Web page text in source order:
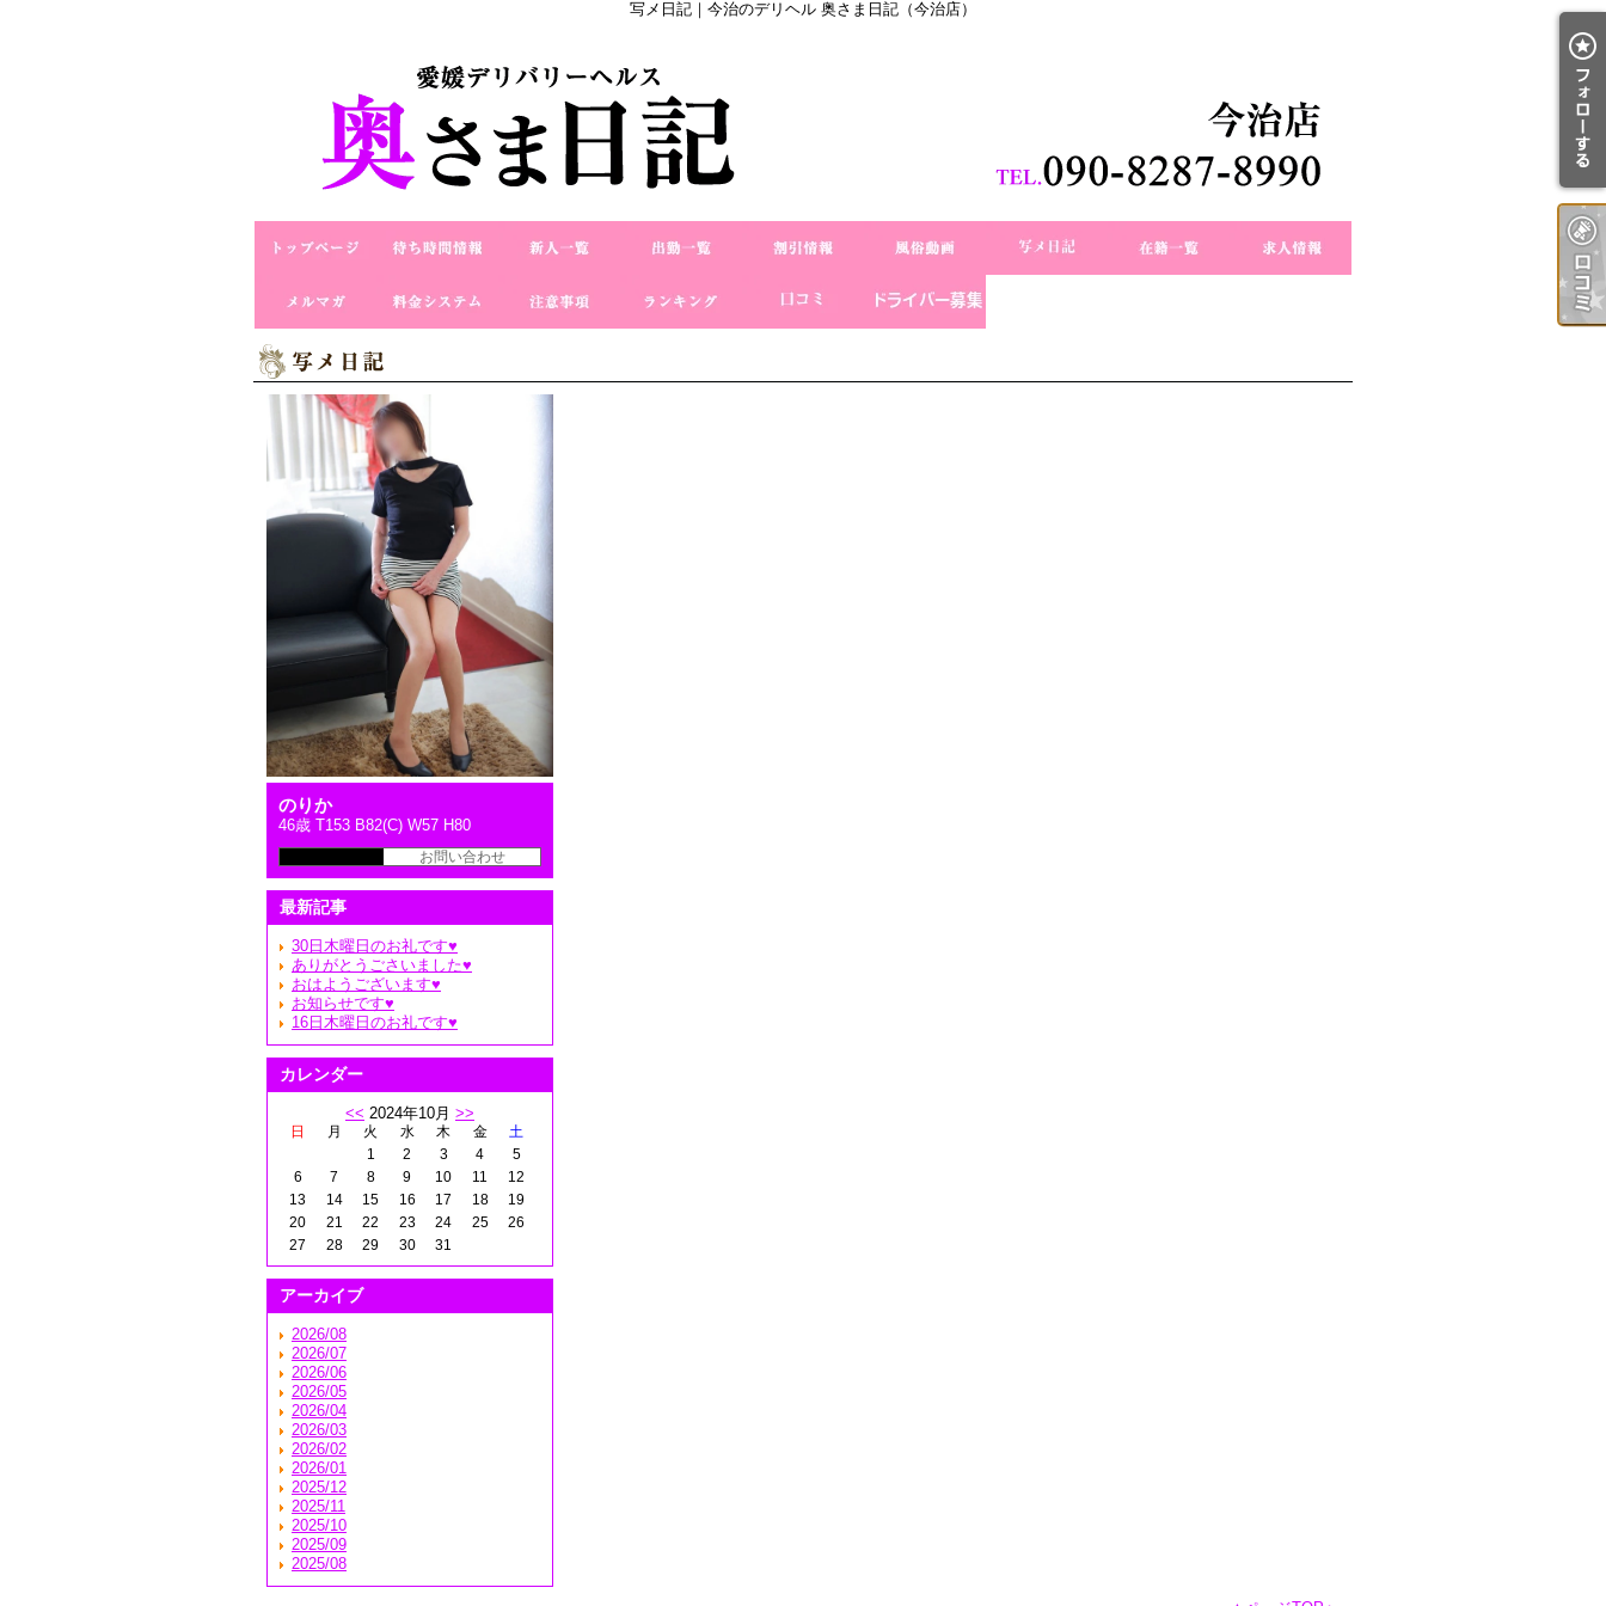
写メ日記｜今治のデリヘル 奥さま日記（今治店）
のりか
46歳 T153 B82(C) W57 H80
お問い合わせ
最新記事
30日木曜日のお礼です♥️
ありがとうごさいました♥️
おはようございます♥️
お知らせです♥️
16日木曜日のお礼です♥️
カレンダー
<< 2024年10月 >>
日 月 火 水 木 金
土
1
2 3 4
5
6
7 8 9 10 11
12
13
14 15 16 17 18
19
20
21 22 23 24 25
26
27
28 29 30 31
アーカイブ
2026/08
2026/07
2026/06
2026/05
2026/04
2026/03
2026/02
2026/01
2025/12
2025/11
2025/10
2025/09
2025/08